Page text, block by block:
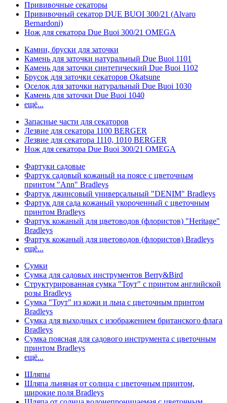
Прививочные секаторы
Прививочный секатор DUE BUOI 300/21 (Alvaro
Bernardoni)
Нож для секатора Due Buoi 300/21 OMEGA
Камни, бруски для заточки
Камень для заточки натуральный Due Buoi 1101
Камень для заточки синтетический Due Buoi 1102
Брусок для заточки секаторов Okatsune
Оселок для заточки натуральный Due Buoi 1030
Камень для заточки Due Buoi 1040
ещё...
Запасные части для секаторов
Лезвие для секатора 1100 BERGER
Лезвие для секатора 1110, 1010 BERGER
Нож для секатора Due Buoi 300/21 OMEGA
Фартуки садовые
Фартук садовый кожаный на поясе с цветочным
принтом "Ann" Bradleys
Фартук джинсовый универсальный "DENIM" Bradleys
Фартук для сада кожаный укороченный с цветочным
принтом Bradleys
Фартук кожаный для цветоводов (флористов) "Heritage"
Bradleys
Фартук кожаный для цветоводов (флористов) Bradleys
ещё...
Сумки
Сумка для садовых инструментов Berry&Bird
Структурированная сумка "Тоут" с принтом английской
розы Bradleys
Сумка "Тоут" из кожи и льна с цветочным принтом
Bradleys
Сумка для выходных с изображением британского флага
Bradleys
Сумка поясная для садового инструмента с цветочным
принтом Bradleys
ещё...
Шляпы
Шляпа льняная от солнца с цветочным принтом,
широкие поля Bradleys